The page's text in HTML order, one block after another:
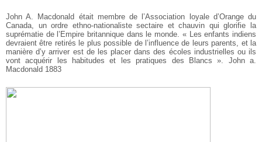
John A. Macdonald était membre de l’Association loyale d’Orange du
Canada, un ordre ethno-nationaliste sectaire et chauvin qui glorifie la
suprématie de l’Empire britannique dans le monde. « Les enfants indiens
devraient être retirés le plus possible de l’influence de leurs parents, et la
manière d’y arriver est de les placer dans des écoles industrielles ou ils
vont acquérir les habitudes et les pratiques des Blancs ». John a.
Macdonald 1883